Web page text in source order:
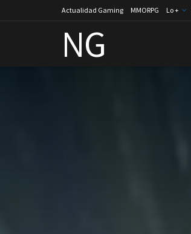
Actualidad Gaming MMORPG Lo +
NG